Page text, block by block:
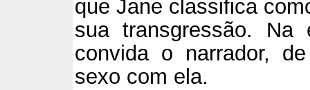
que Jane classifica
sua transgressão.
convida o narrador,
sexo com ela.